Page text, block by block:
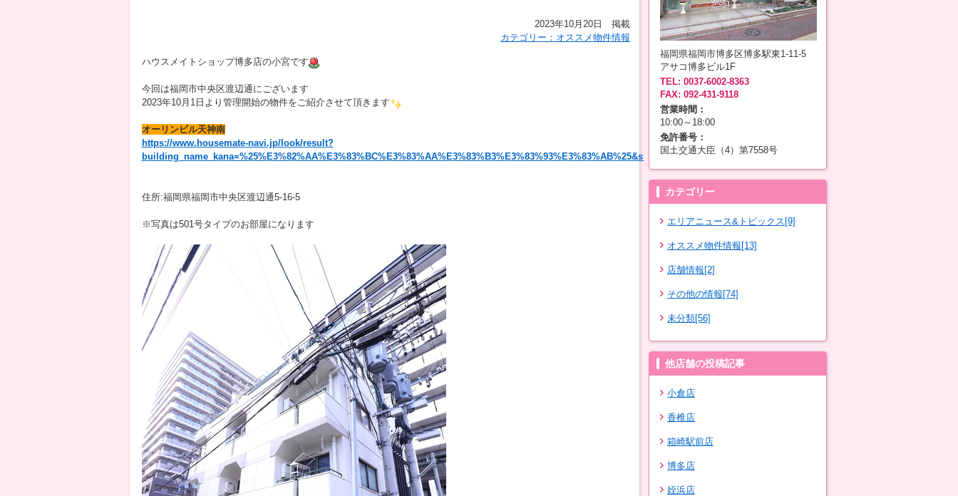
2023年10月20日 掲載
カテゴリー：オススメ物件情報
ハウスメイトショップ博多店の小宮です
今回は福岡市中央区渡辺通にございます
2023年10月1日より管理開始の物件をご紹介させて頂きます
オーリンビル天神南
https://www.housemate-navi.jp/look/result?
住所:福岡県福岡市中央区渡辺通5-16-5
※写真は501号タイプのお部屋になります
福岡県福岡市博多区博多駅東1-11-5
アサコ博多ビル1F
TEL: 0037-6002-8363
FAX: 092-431-9118
営業時間：
10:00～18:00
免許番号：
国土交通大臣（4）第7558号
カテゴリー
エリアニュース&トピックス[9]
オススメ物件情報[13]
店舗情報[2]
その他の情報[74]
未分類[56]
他店舗の投稿記事
小倉店
香椎店
箱崎駅前店
博多店
姪浜店